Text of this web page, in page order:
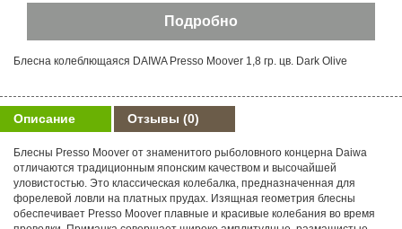
Блесна колеблющаяся DAIWA Presso Moover 1,8 гр. цв. Dark Olive
Описание Отзывы (0)
Блесны Presso Moover от знаменитого рыболовного концерна Daiwa
отличаются традиционным японским качеством и высочайшей
уловистостью. Это классическая колебалка, предназначенная для
форелевой ловли на платных прудах. Изящная геометрия блесны
обеспечивает Presso Moover плавные и красивые колебания во время